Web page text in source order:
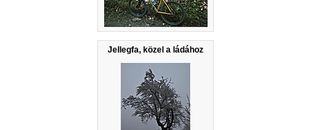
Jellegfa, közel a ládához